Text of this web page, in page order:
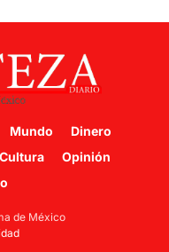
Mundo
Dinero
Cultura
Opinión
de México